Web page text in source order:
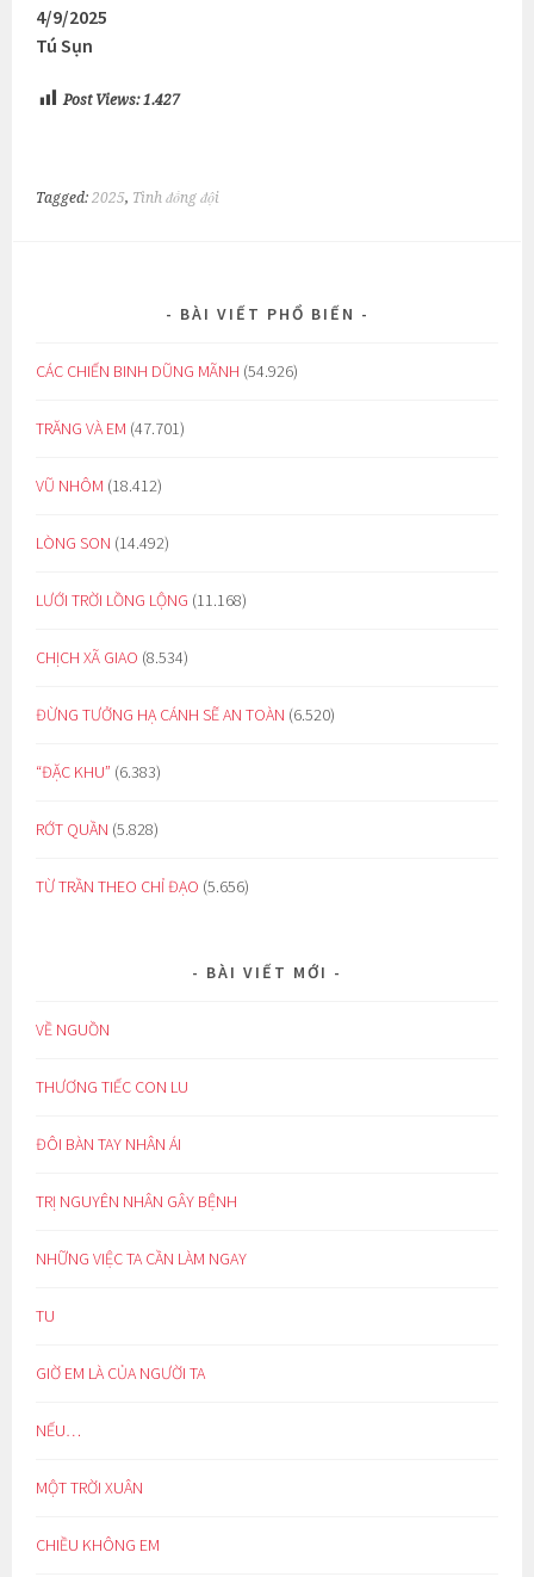
4/9/2025
Tú Sụn
Post Views: 1.427
Tagged:2025, Tình đồng đội
BÀI VIẾT PHỔ BIẾN
CÁC CHIẾN BINH DŨNG MÃNH (54.926)
TRĂNG VÀ EM (47.701)
VŨ NHÔM (18.412)
LÒNG SON (14.492)
LƯỚI TRỜI LỒNG LỘNG (11.168)
CHỊCH XÃ GIAO (8.534)
ĐỪNG TƯỞNG HẠ CÁNH SẼ AN TOÀN (6.520)
“ĐẶC KHU” (6.383)
RỚT QUẦN (5.828)
TỪ TRẦN THEO CHỈ ĐẠO (5.656)
BÀI VIẾT MỚI
VỀ NGUỒN
THƯƠNG TIẾC CON LU
ĐÔI BÀN TAY NHÂN ÁI
TRỊ NGUYÊN NHÂN GÂY BỆNH
NHỮNG VIỆC TA CẦN LÀM NGAY
TU
GIỜ EM LÀ CỦA NGƯỜI TA
NẾU…
MỘT TRỜI XUÂN
CHIỀU KHÔNG EM